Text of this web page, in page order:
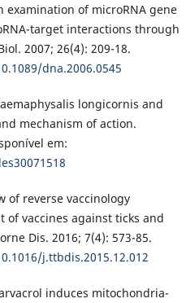
examination of microRNA gene
target interactions through
2007; 26(4): 209-18.
dna.2006.0545
longicornis and
mechanism of action.
em:
of reverse vaccinology
of vaccines against ticks and
Dis. 2016; 7(4): 573-85.
j.ttbdis.2015.12.012
induces mitochondria-